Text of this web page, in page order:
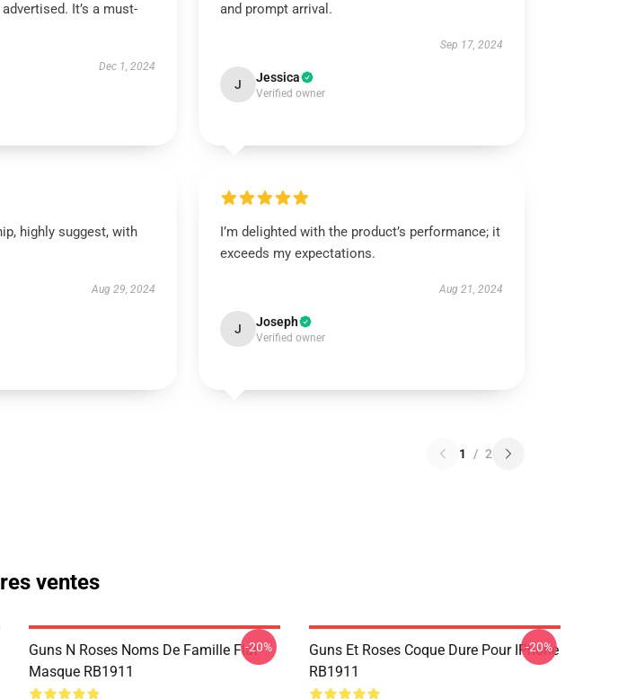
It’s a must-
Dec 1, 2024
and prompt arrival.
Sep 17, 2024
J Jessica
Verified owner
highly suggest, with
Aug 29, 2024
I’m delighted with the product’s performance; it
exceeds my expectations.
Aug 21, 2024
J Joseph
Verified owner
1 / 2
ventes
Guns N Roses Noms De Famille Flat
Masque RB1911
-20%
Guns Et Roses Coque Dure Pour IPhone
RB1911
-20%